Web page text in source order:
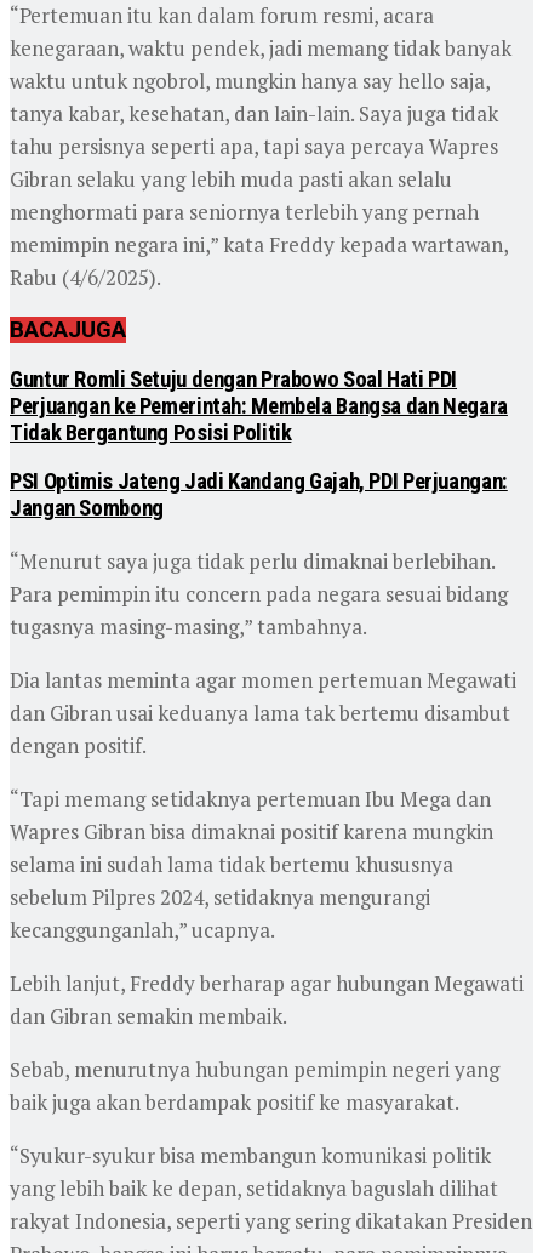
“Pertemuan itu kan dalam forum resmi, acara
kenegaraan, waktu pendek, jadi memang tidak banyak
waktu untuk ngobrol, mungkin hanya say hello saja,
tanya kabar, kesehatan, dan lain-lain. Saya juga tidak
tahu persisnya seperti apa, tapi saya percaya Wapres
Gibran selaku yang lebih muda pasti akan selalu
menghormati para seniornya terlebih yang pernah
memimpin negara ini,” kata Freddy kepada wartawan,
Rabu (4/6/2025).
BACAJUGA
Guntur Romli Setuju dengan Prabowo Soal Hati PDI
Perjuangan ke Pemerintah: Membela Bangsa dan Negara
Tidak Bergantung Posisi Politik
PSI Optimis Jateng Jadi Kandang Gajah, PDI Perjuangan:
Jangan Sombong
“Menurut saya juga tidak perlu dimaknai berlebihan.
Para pemimpin itu concern pada negara sesuai bidang
tugasnya masing-masing,” tambahnya.
Dia lantas meminta agar momen pertemuan Megawati
dan Gibran usai keduanya lama tak bertemu disambut
dengan positif.
“Tapi memang setidaknya pertemuan Ibu Mega dan
Wapres Gibran bisa dimaknai positif karena mungkin
selama ini sudah lama tidak bertemu khususnya
sebelum Pilpres 2024, setidaknya mengurangi
kecanggunganlah,” ucapnya.
Lebih lanjut, Freddy berharap agar hubungan Megawati
dan Gibran semakin membaik.
Sebab, menurutnya hubungan pemimpin negeri yang
baik juga akan berdampak positif ke masyarakat.
“Syukur-syukur bisa membangun komunikasi politik
yang lebih baik ke depan, setidaknya baguslah dilihat
rakyat Indonesia, seperti yang sering dikatakan Presiden